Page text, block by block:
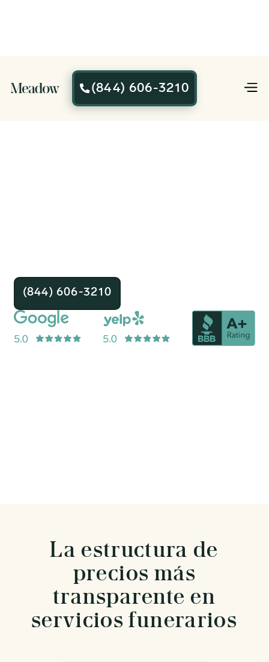
 (844) 606-3210
Servicio de
(844) 606-3210
La estructura de
precios más
transparente en
servicios funerarios